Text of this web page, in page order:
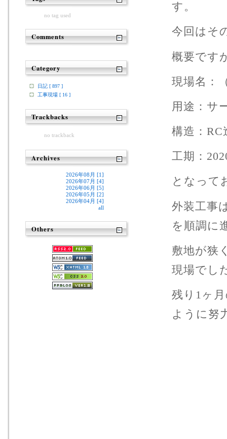
す。
今回はそ
概要です
現場名：
用途：サ
構造：
工期：
となって
外装工事
を順調に
敷地が狭
現場でし
残り1ヶ
ように努
no tag used
Comments
Category
日記 [ 897 ]
工事現場 [ 16 ]
Trackbacks
no trackback
Archives
2026年08月 [1]
2026年07月 [4]
2026年06月 [5]
2026年05月 [2]
2026年04月 [4]
all
Others